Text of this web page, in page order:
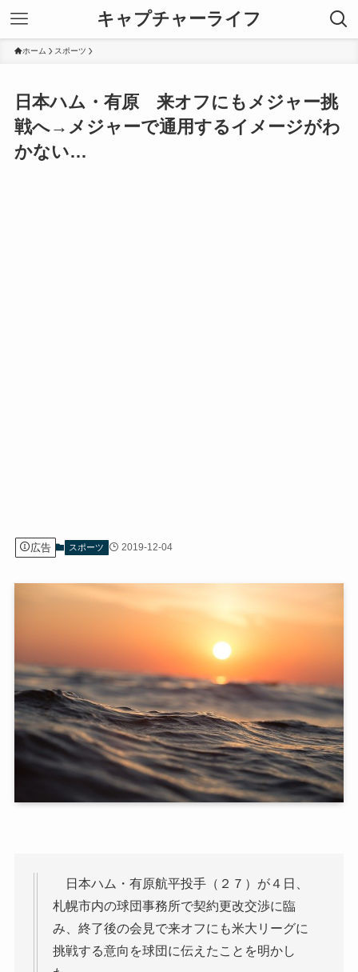
キャプチャーライフ
ホーム スポーツ
日本ハム・有原 来オフにもメジャー挑
戦へ→メジャーで通用するイメージがわ
かない…
広告 スポーツ 2019-12-04
日本ハム・有原航平投手（２７）が４日、
札幌市内の球団事務所で契約更改交渉に臨
み、終了後の会見で来オフにも米大リーグに
挑戦する意向を球団に伝えたことを明かし